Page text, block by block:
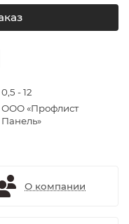
0,5 - 12
ООО «Профлист
Панель»
О компании